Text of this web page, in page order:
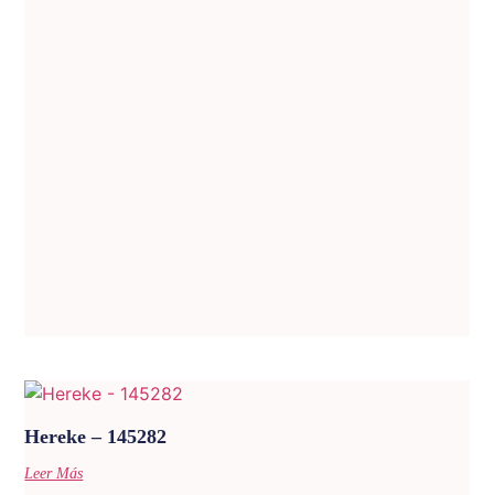
Hereke – 145282
Leer Más